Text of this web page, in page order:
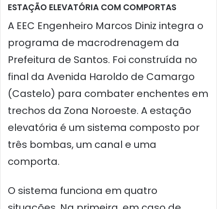
ESTAÇÃO ELEVATÓRIA COM COMPORTAS
A EEC Engenheiro Marcos Diniz integra o
programa de macrodrenagem da
Prefeitura de Santos. Foi construída no
final da Avenida Haroldo de Camargo
(Castelo) para combater enchentes em
trechos da Zona Noroeste. A estação
elevatória é um sistema composto por
três bombas, um canal e uma
comporta.
O sistema funciona em quatro